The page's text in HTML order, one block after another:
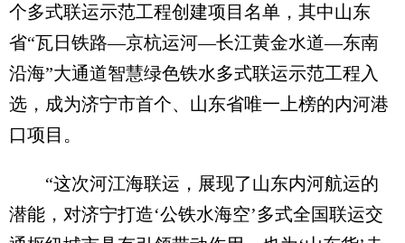
个多式联运示范工程创建项目名单，其中山东
省“瓦日铁路—京杭运河—长江黄金水道—东南
沿海”大通道智慧绿色铁水多式联运示范工程入
选，成为济宁市首个、山东省唯一上榜的内河港
口项目。
“这次河江海联运，展现了山东内河航运的
潜能，对济宁打造‘公铁水海空’多式全国联运交